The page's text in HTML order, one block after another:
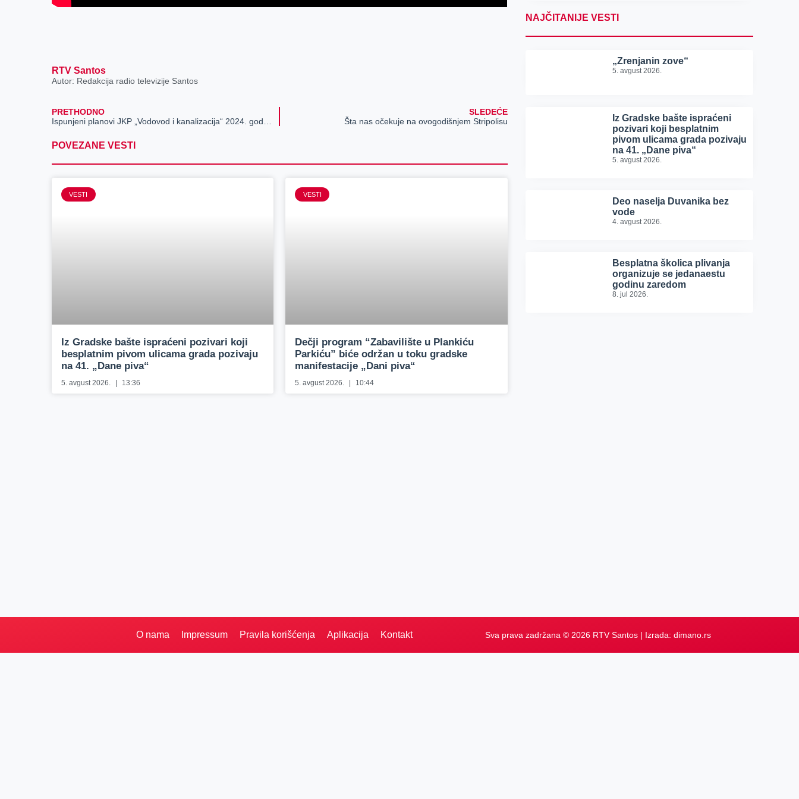
RTV Santos
Autor: Redakcija radio televizije Santos
PRETHODNO
Ispunjeni planovi JKP „Vodovod i kanalizacija“ 2024. godine
SLEDEĆE
Šta nas očekuje na ovogodišnjem Stripolisu
POVEZANE VESTI
VESTI
Iz Gradske bašte ispraćeni pozivari koji
besplatnim pivom ulicama grada pozivaju
na 41. „Dane piva“
5. avgust 2026. 13:36
VESTI
Dečji program “Zabavilište u Plankiću
Parkiću” biće održan u toku gradske
manifestacije „Dani piva“
5. avgust 2026. 10:44
NAJČITANIJE VESTI
„Zrenjanin zove“
5. avgust 2026.
Iz Gradske bašte ispraćeni
pozivari koji besplatnim
pivom ulicama grada pozivaju
na 41. „Dane piva“
5. avgust 2026.
Deo naselja Duvanika bez
vode
4. avgust 2026.
Besplatna školica plivanja
organizuje se jedanaestu
godinu zaredom
8. jul 2026.
O nama Impressum Pravila korišćenja Aplikacija Kontakt Sva prava zadržana © 2026 RTV Santos | Izrada: dimano.rs